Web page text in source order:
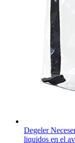
Degeler
liquidos en el